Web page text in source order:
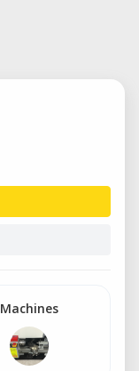
Machines